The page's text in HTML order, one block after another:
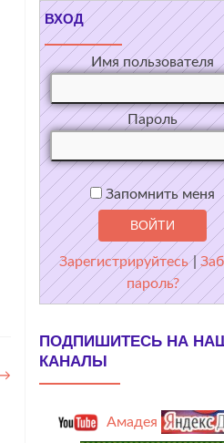
ВХОД
Имя пользователя
Пароль
Запомнить меня
Зарегистрируйтесь |
пароль?
ПОДПИШИТЕСЬ НА
КАНАЛЫ
Амадея